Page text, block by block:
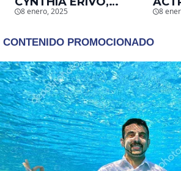
PROTAGONISTA DE
SER STORM EN EL
8 enero, 2025
EN
8